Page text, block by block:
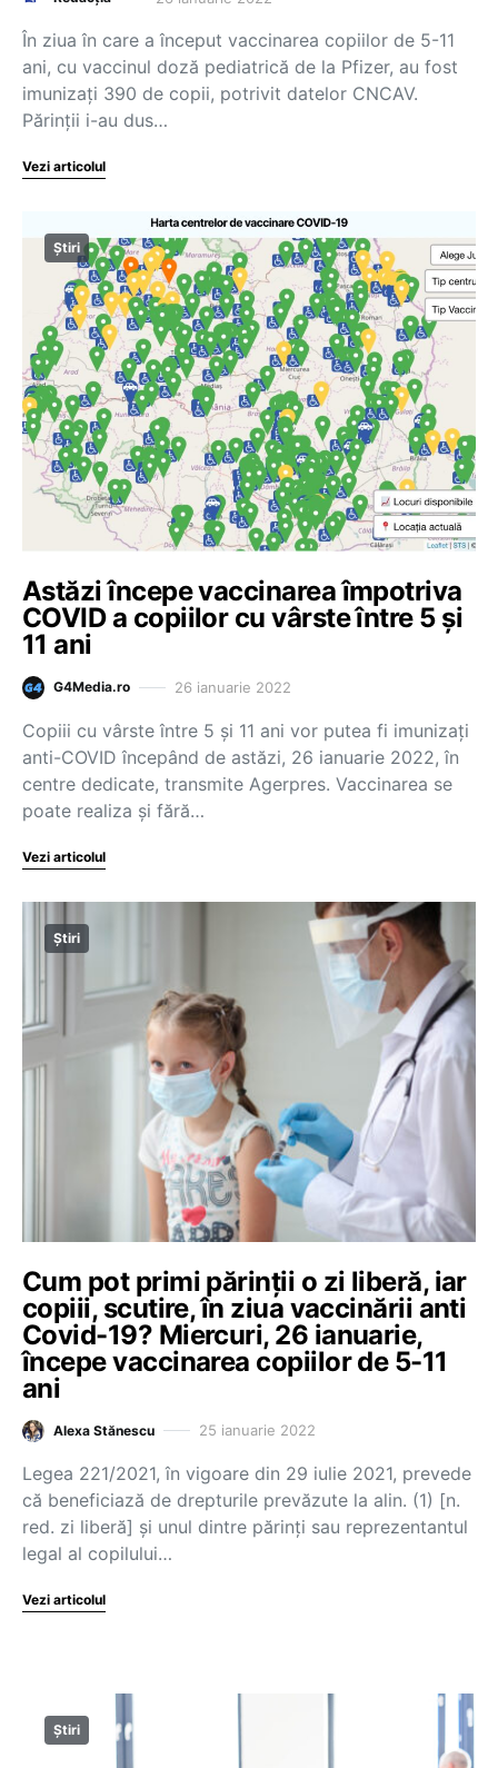
În ziua în care a început vaccinarea copiilor de 5-11
ani, cu vaccinul doză pediatrică de la Pfizer, au fost
imunizați 390 de copii, potrivit datelor CNCAV.
Părinții i-au dus…
Vezi articolul
Știri
Astăzi începe vaccinarea împotriva
COVID a copiilor cu vârste între 5 și
11 ani
G4Media.ro 26 ianuarie 2022
Copiii cu vârste între 5 şi 11 ani vor putea fi imunizați
anti-COVID începând de astăzi, 26 ianuarie 2022, în
centre dedicate, transmite Agerpres. Vaccinarea se
poate realiza şi fără…
Vezi articolul
Știri
Cum pot primi părinții o zi liberă, iar
copiii, scutire, în ziua vaccinării anti
Covid-19? Miercuri, 26 ianuarie,
începe vaccinarea copiilor de 5-11
ani
Alexa Stănescu 25 ianuarie 2022
Legea 221/2021, în vigoare din 29 iulie 2021, prevede
că beneficiază de drepturile prevăzute la alin. (1) [n.
red. zi liberă] și unul dintre părinți sau reprezentantul
legal al copilului…
Vezi articolul
Știri